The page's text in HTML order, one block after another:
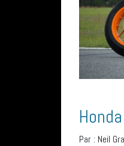
Par : Neil